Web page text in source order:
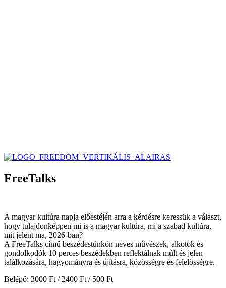
FreeTalks
A magyar kultúra napja előestéjén arra a kérdésre keressük a választ,
hogy tulajdonképpen mi is a magyar kultúra, mi a szabad kultúra,
mit jelent ma, 2026-ban?
A FreeTalks című beszédestünkön neves művészek, alkotók és
gondolkodók 10 perces beszédekben reflektálnak múlt és jelen
találkozására, hagyományra és újításra, közösségre és felelősségre.
Belépő: 3000 Ft / 2400 Ft / 500 Ft